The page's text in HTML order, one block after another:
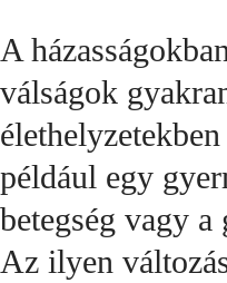
A
válságok
például egy
betegség vagy
Az ilyen